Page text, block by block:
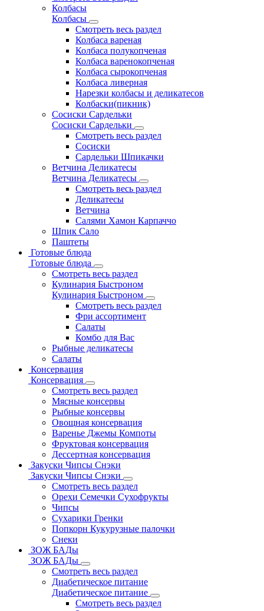
Колбасы
Колбасы
Смотреть весь раздел
Колбаса вареная
Колбаса полукопченая
Колбаса варенокопченая
Колбаса сырокопченая
Колбаса ливерная
Нарезки колбасы и деликатесов
Колбаски(пикник)
Сосиски Сардельки
Сосиски Сардельки
Смотреть весь раздел
Сосиски
Сардельки Шпикачки
Ветчина Деликатесы
Ветчина Деликатесы
Смотреть весь раздел
Деликатесы
Ветчина
Салями Хамон Карпаччо
Шпик Сало
Паштеты
Готовые блюда
Готовые блюда
Смотреть весь раздел
Кулинария Быстроном
Кулинария Быстроном
Смотреть весь раздел
Фри ассортимент
Салаты
Комбо для Вас
Рыбные деликатесы
Салаты
Консервация
Консервация
Смотреть весь раздел
Мясные консервы
Рыбные консервы
Овощная консервация
Варенье Джемы Компоты
Фруктовая консервация
Дессертная консервация
Закуски Чипсы Снэки
Закуски Чипсы Снэки
Смотреть весь раздел
Орехи Семечки Сухофрукты
Чипсы
Сухарики Гренки
Попкорн Кукурузные палочки
Снеки
ЗОЖ БАДы
ЗОЖ БАДы
Смотреть весь раздел
Диабетическое питание
Диабетическое питание
Смотреть весь раздел